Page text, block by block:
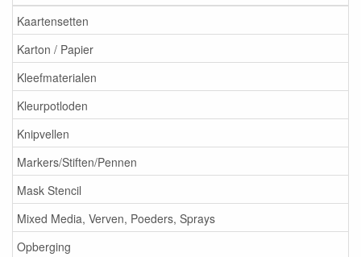
Kaartensetten
Karton / Papier
Kleefmaterialen
Kleurpotloden
Knipvellen
Markers/Stiften/Pennen
Mask Stencil
Mixed Media, Verven, Poeders, Sprays
Opberging